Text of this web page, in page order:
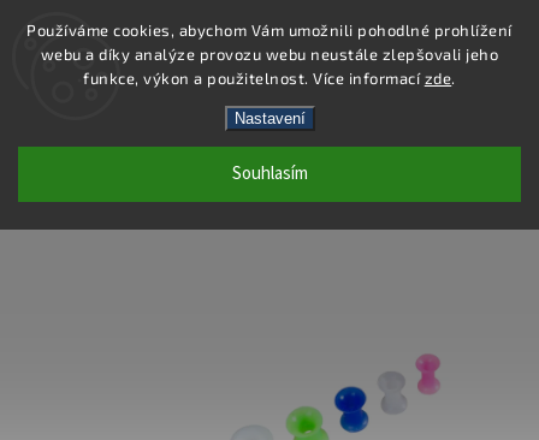
Používáme cookies, abychom Vám umožnili pohodlné prohlížení
webu a díky analýze provozu webu neustále zlepšovali jeho
funkce, výkon a použitelnost. Více informacízde.
Nastavení
Souhlasím
Hledat
PC43-6 - PIERCING TUNEL - ZELENÁ -